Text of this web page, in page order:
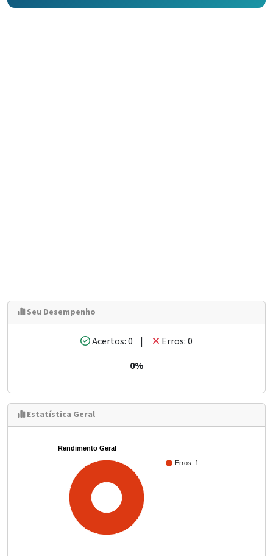
Seu Desempenho
Acertos: 0 |
Erros: 0
0%
Estatística Geral
Rendimento Geral
Erros: 1